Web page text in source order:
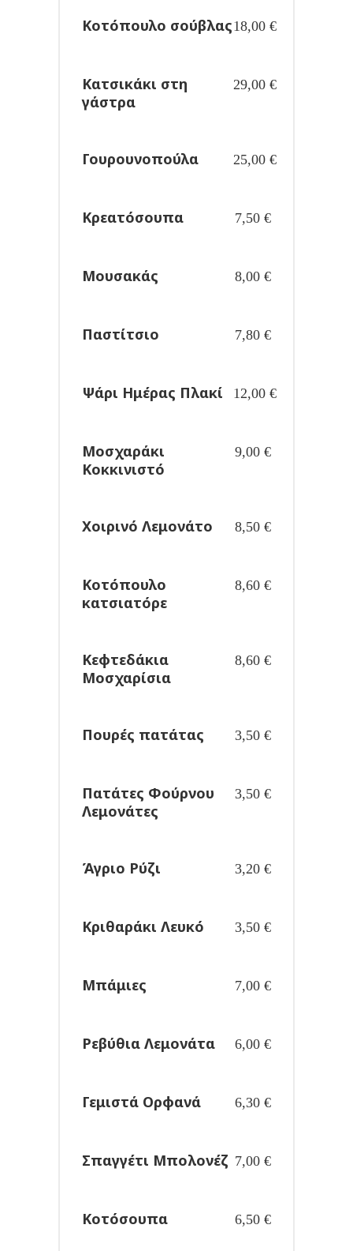
Κοτόπουλο σούβλας18,00 €
Κατσικάκι στη
γάστρα
29,00 €
Γουρουνοπούλα 25,00 €
Κρεατόσουπα 7,50 €
Μουσακάς 8,00 €
Παστίτσιο 7,80 €
Ψάρι Ημέρας Πλακί 12,00 €
Μοσχαράκι
Κοκκινιστό
9,00 €
Χοιρινό Λεμονάτο 8,50 €
Κοτόπουλο
κατσιατόρε
8,60 €
Κεφτεδάκια
Μοσχαρίσια
8,60 €
Πουρές πατάτας 3,50 €
Πατάτες Φούρνου
Λεμονάτες
3,50 €
Άγριο Ρύζι 3,20 €
Κριθαράκι Λευκό 3,50 €
Μπάμιες 7,00 €
Ρεβύθια Λεμονάτα 6,00 €
Γεμιστά Ορφανά 6,30 €
Σπαγγέτι Μπολονέζ 7,00 €
Κοτόσουπα 6,50 €